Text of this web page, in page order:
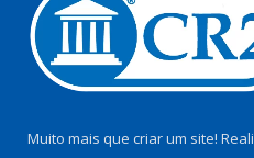
Muito mais que criar um site!